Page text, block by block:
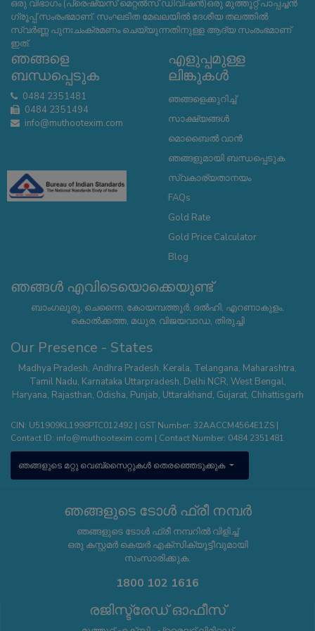
ഒരു വിഭാഗം (പ്രെഷ്യസ് മെറ്റൽസ് ഡിവിഷൻ)ഒരു മുത്തൂറ്റ് പാപ്പച്ചൻ
ഗ്രൂപ്പ് സംരംഭമാണ്. സംഘടിത മേഖലയിൽ ദേശീയ തലത്തിൽ
സ്വർണ്ണ പുനഃചംക്രമണം ചെയ്യുന്നതിനുള്ള ആദ്യ സംരംഭമാണ്
ഇത്.
ഞങ്ങളെ
ബന്ധപ്പെടുക
0484 2351481
0484 2351494
info@muthootexim.com
എളുപ്പമുള്ള
ലിങ്കുകൾ
ഞങ്ങളെക്കുറിച്ച്
സാക്ഷ്യങ്ങൾ
മൊബൈൽ വാൻ
ഞങ്ങളുമായി ബന്ധപ്പെടുക
സ്വകാര്യതാനയം
FAQs
Gold Rate
Gold Price Calculator
Blog
ഞങ്ങൾ എവിടെയൊക്കെയുണ്ട്
ബാംഗലൂരു, ചെന്നൈ, കോയമ്പത്തൂർ, ദൽഹി, എറണാകുളം,
കൊൽക്കത്ത, മധുര, വിജയവാഡ, തിരുച്ചി
Our Presence - States
Madhya Pradesh, Andhra Pradesh, Kerala, Telangana, Maharashtra,
Tamil Nadu, Karnataka Uttarpradesh, Delhi NCR, West Bengal,
Haryana, Rajasthan, Odisha, Punjab, Uttarakhand, Gujarat, Chhattisgarh
CIN: U51909KL1998PTC012492 | GST Number: 32AACCM4564E1ZS |
Contact ID: info@muthootexim.com | Contact Number: 0484 2351481
ഞങ്ങളുടെ മറ്റു വെബ്സൈറ്റുകൾ തെരഞ്ഞെടുക്കുക
ഞങ്ങളുടെ ടോൾ ഫ്രീ നമ്പർ
ഞങ്ങളുടെ ടോൾ ഫ്രീ നമ്പറിൽ വിളിച്ച്
ഒരു കസ്റ്റമർ കെയർ എക്സിക്യൂട്ടീവുമായി
സംസാരിക്കുക.
1800 102 1616
രജിസ്ട്രേഡ് ഓഫീസ്